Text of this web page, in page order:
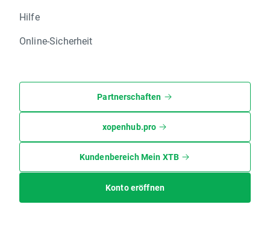
Hilfe
Online-Sicherheit
Partnerschaften
xopenhub.pro
Kundenbereich Mein XTB
Konto eröffnen